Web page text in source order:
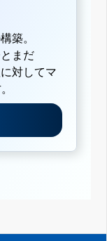
築。
まだ
対してマ